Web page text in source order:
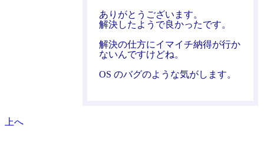
ありがとうございます。
解決したようで良かったです。
解決の仕方にイマイチ納得が行か
ないんですけどね。
OS のバグのような気がします。
上へ